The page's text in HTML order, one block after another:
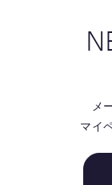
メ
マイ